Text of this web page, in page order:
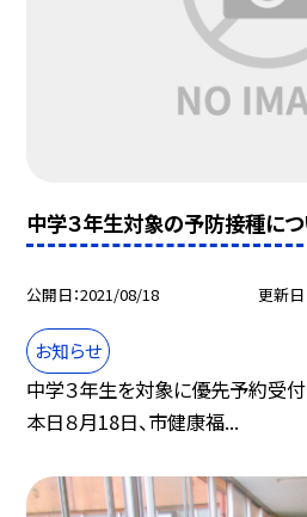
中学３年生対象の予防接種に
公開日 2021/08/18 更新日
お知らせ
中学３年生を対象に優先予約受付
本日８月18日、市健康福...